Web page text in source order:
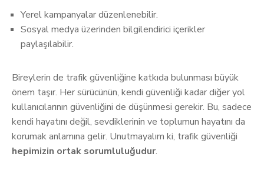
Yerel kampanyalar düzenlenebilir.
Sosyal medya üzerinden bilgilendirici içerikler
paylaşılabilir.
Bireylerin de trafik güvenliğine katkıda bulunması büyük
önem taşır. Her sürücünün, kendi güvenliği kadar diğer yol
kullanıcılarının güvenliğini de düşünmesi gerekir. Bu, sadece
kendi hayatını değil, sevdiklerinin ve toplumun hayatını da
korumak anlamına gelir. Unutmayalım ki, trafik güvenliği
hepimizin ortak sorumluluğudur.